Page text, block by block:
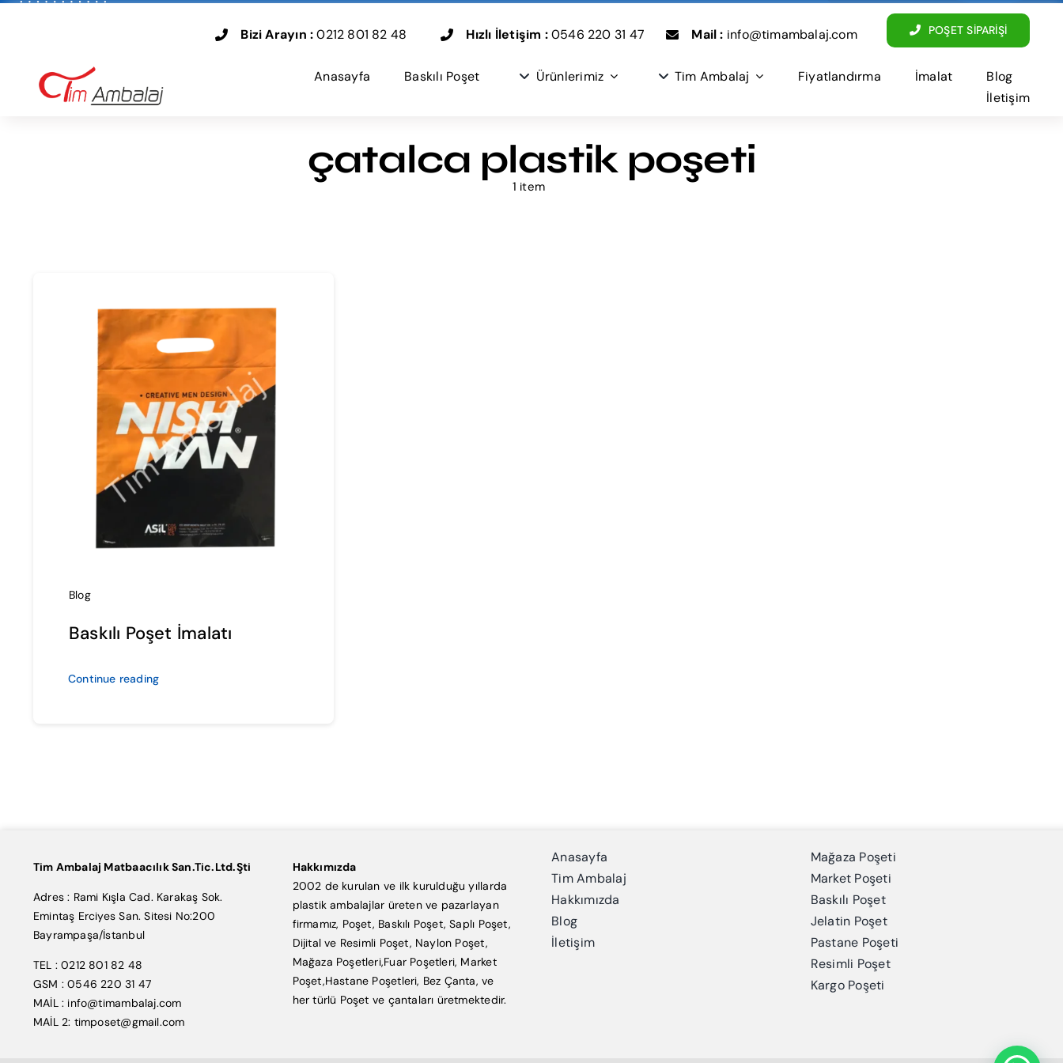
Bizi Arayın :0212 801 82 48 Hızlı İletişim :0546 220 31 47 Mail : info@timambalaj.com POŞET SİPARİŞİ
Anasayfa Baskılı Poşet Ürünlerimiz Tim Ambalaj Fiyatlandırma İmalat
Blog
İletişim
çatalca plastik poşeti
1 item
Blog
Baskılı Poşet İmalatı
Continue reading
Tim Ambalaj Matbaacılık San.Tic.Ltd.Şti
Adres : Rami Kışla Cad. Karakaş Sok.
Emintaş Erciyes San. Sitesi No:200
Bayrampaşa/İstanbul
TEL : 0212 801 82 48
GSM : 0546 220 31 47
MAİL : info@timambalaj.com
MAİL 2: timposet@gmail.com
Hakkımızda
2002 de kurulan ve ilk kurulduğu yıllarda
plastik ambalajlar üreten ve pazarlayan
firmamız, Poşet, Baskılı Poşet, Saplı Poşet,
Dijital ve Resimli Poşet, Naylon Poşet,
Mağaza Poşetleri,Fuar Poşetleri, Market
Poşet,Hastane Poşetleri, Bez Çanta, ve
her türlü Poşet ve çantaları üretmektedir.
Anasayfa
Tim Ambalaj
Hakkımızda
Blog
İletişim
Mağaza Poşeti
Market Poşeti
Baskılı Poşet
Jelatin Poşet
Pastane Poşeti
Resimli Poşet
Kargo Poşeti